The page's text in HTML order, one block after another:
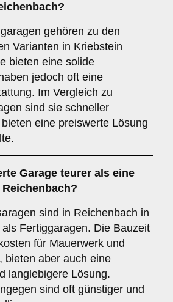
gehören zu den
Varianten in Kriebstein
bieten eine solide
jedoch oft eine
Im Vergleich zu
sind sie schneller
eine preiswerte Lösung
Garage teurer als eine
sind in Reichenbach in
Fertiggaragen. Die Bauzeit
für Mauerwerk und
bieten aber auch eine
langlebigere Lösung.
sind oft günstiger und